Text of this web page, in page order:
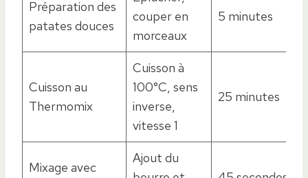
Préparation des
patates douces
couper en
morceaux
5 minutes
Cuisson au
Thermomix
Cuisson à
100°C, sens
inverse,
vitesse 1
25 minutes
Mixage avec
Ajout du